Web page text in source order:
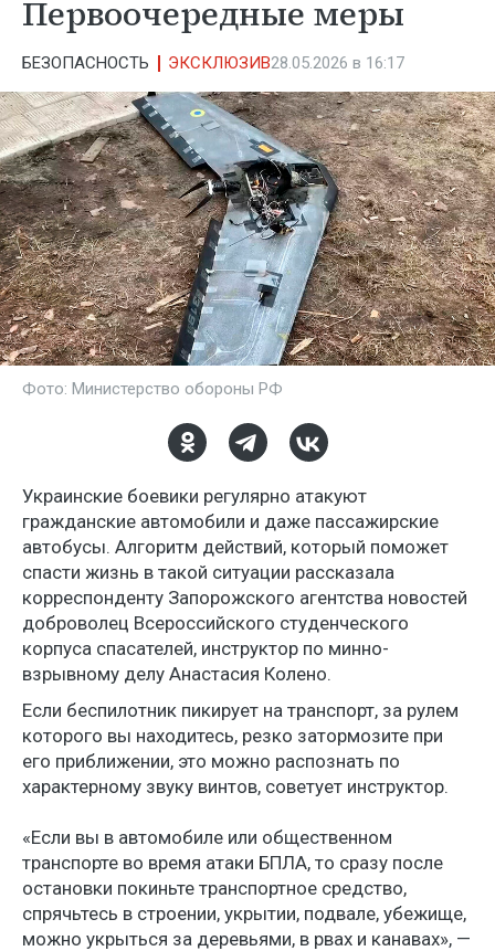
Первоочередные меры
БЕЗОПАСНОСТЬ ЭКСКЛЮЗИВ28.05.2026 в 16:17
Фото: Министерство обороны РФ
Украинские боевики регулярно атакуют
гражданские автомобили и даже пассажирские
автобусы. Алгоритм действий, который поможет
спасти жизнь в такой ситуации рассказала
корреспонденту Запорожского агентства новостей
доброволец Всероссийского студенческого
корпуса спасателей, инструктор по минно-
взрывному делу Анастасия Колено.
Если беспилотник пикирует на транспорт, за рулем
которого вы находитесь, резко затормозите при
его приближении, это можно распознать по
характерному звуку винтов, советует инструктор.
«Если вы в автомобиле или общественном
транспорте во время атаки БПЛА, то сразу после
остановки покиньте транспортное средство,
спрячьтесь в строении, укрытии, подвале, убежище,
можно укрыться за деревьями, в рвах и канавах», —